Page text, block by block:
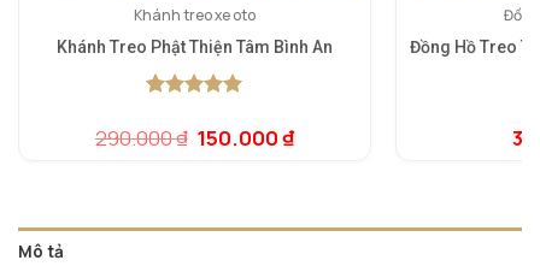
Khánh treo xe oto
Khánh Treo Phật Thiện Tâm Bình An
dựa trên
đánh giá
290.000₫ Giá
150.000₫Giá
Đồng Hồ Treo
Mô tả